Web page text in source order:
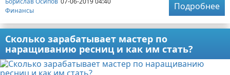
Финансы
Подробнее
Сколько зарабатывает мастер по
наращиванию ресниц и как им стать?